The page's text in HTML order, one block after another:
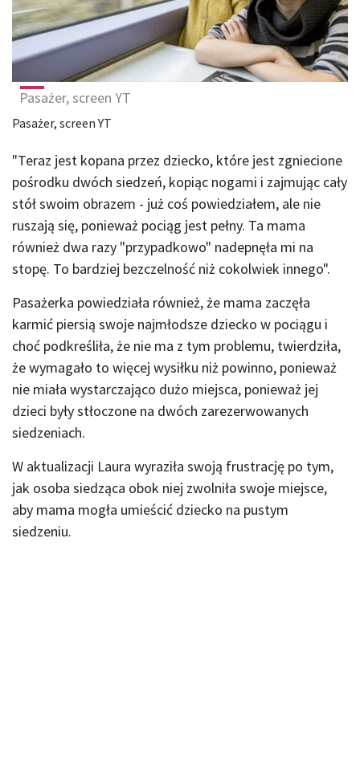
Pasażer, screen YT
Pasażer, screen YT
"Teraz jest kopana przez dziecko, które jest zgniecione
pośrodku dwóch siedzeń, kopiąc nogami i zajmując cały
stół swoim obrazem - już coś powiedziałem, ale nie
ruszają się, ponieważ pociąg jest pełny. Ta mama
również dwa razy "przypadkowo" nadepnęła mi na
stopę. To bardziej bezczelność niż cokolwiek innego".
Pasażerka powiedziała również, że mama zaczęła
karmić piersią swoje najmłodsze dziecko w pociągu i
choć podkreśliła, że nie ma z tym problemu, twierdziła,
że wymagało to więcej wysiłku niż powinno, ponieważ
nie miała wystarczająco dużo miejsca, ponieważ jej
dzieci były stłoczone na dwóch zarezerwowanych
siedzeniach.
W aktualizacji Laura wyraziła swoją frustrację po tym,
jak osoba siedząca obok niej zwolniła swoje miejsce,
aby mama mogła umieścić dziecko na pustym
siedzeniu.